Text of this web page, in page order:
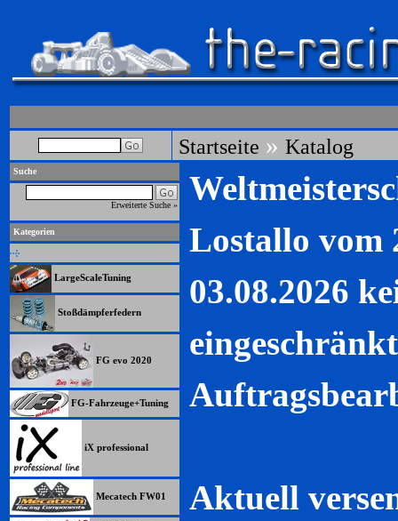
Startseite » Katalog
Suche
Erweiterte Suche »
Kategorien
LargeScaleTuning
Stoßdämpferfedern
FG evo 2020
FG-Fahrzeuge+Tuning
iX professional
Mecatech FW01
Lostallo vom
03.08.2026
Aktuell